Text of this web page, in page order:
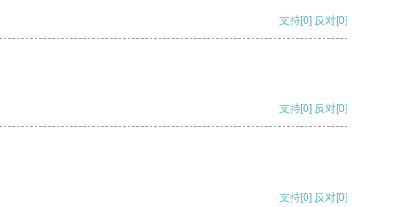
支持[0] 反对[0]
支持[0] 反对[0]
支持[0] 反对[0]